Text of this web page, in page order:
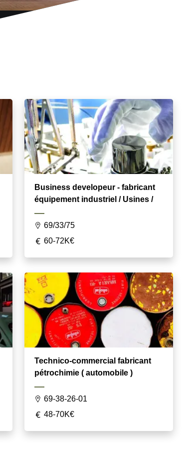
Business developeur - fabricant
équipement industriel / Usines /
69/33/75
60-72K€
Technico-commercial fabricant
pétrochimie ( automobile )
69-38-26-01
48-70K€